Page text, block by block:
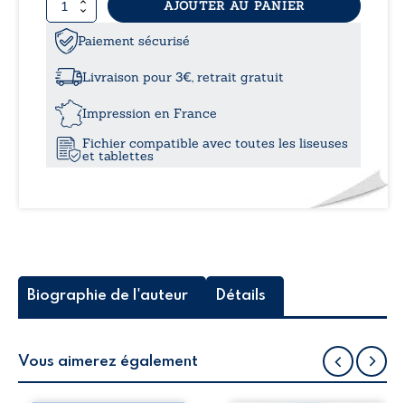
quantité
de
Toutes
voiles
dehors
AJOUTER AU PANIER
Paiement sécurisé
Livraison pour 3€, retrait gratuit
Impression en France
Fichier compatible avec toutes les liseuses
et tablettes
Biographie de l'auteur Détails
Vous aimerez également